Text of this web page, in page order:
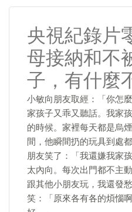
央視紀錄片
母接納和不
子，有什麼
小敏向朋友取經：「你怎
家孩子又乖又聽話。我家
的時候。家裡每天都是烏
間，他瞬間扔的玩具到處
朋友笑了：「我還嫌我家
太內向。每次出門都不主
跟其他小朋友玩，我還發
笑：「原來各有各的煩惱